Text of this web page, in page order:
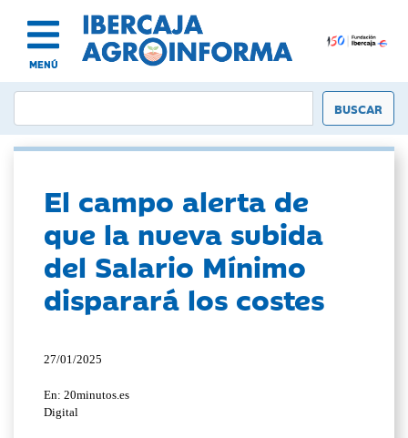
MENÚ
El campo alerta de
que la nueva subida
del Salario Mínimo
disparará los costes
27/01/2025
En: 20minutos.es
Digital